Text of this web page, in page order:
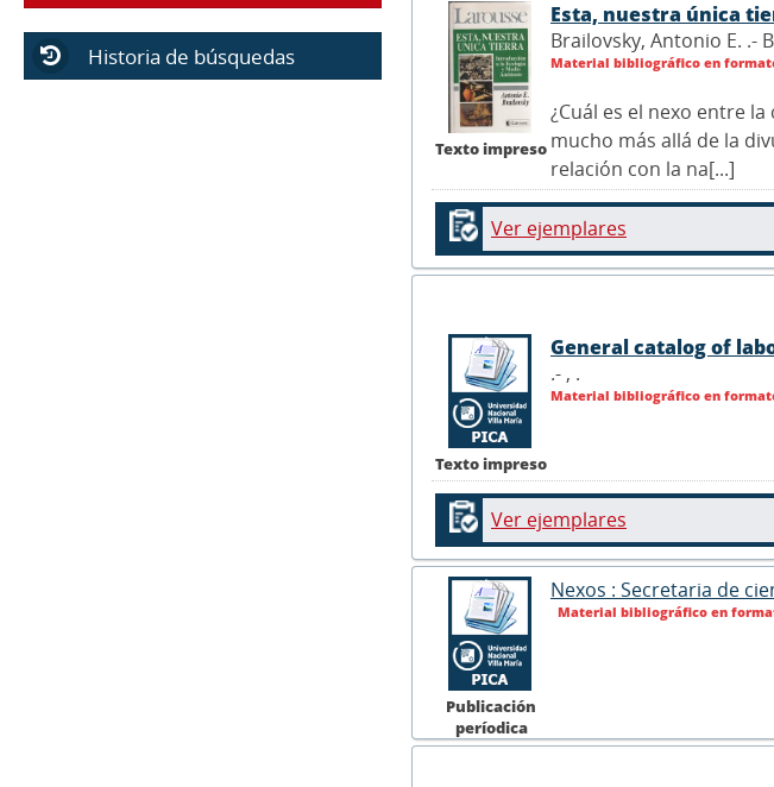
Historia de búsquedas
Texto impreso
Esta, nuestra única
Brailovsky, Antonio E. .-
Material bibliográfico en
¿Cuál es el nexo entre
mucho más allá de la
relación con la na[...]
Ver ejemplares
Texto impreso
General catalog of
.- , .
Material bibliográfico en
Ver ejemplares
Publicación
períodica
Nexos : Secretaria de
Material bibliográfico en